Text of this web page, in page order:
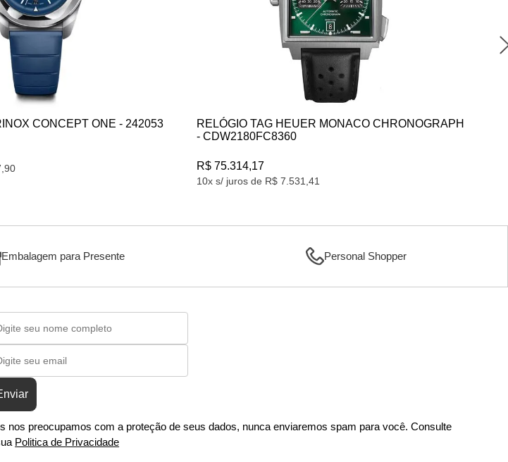
RELÓGIO TAG HEUER MONACO CHRONOGRAPH
RELÓGIO MONTBLANC
Embalagem para Presente Personal Shopper
nos preocupamos com a proteção de seus dados, nunca enviaremos spam para você. Consulte
Politica de Privacidade